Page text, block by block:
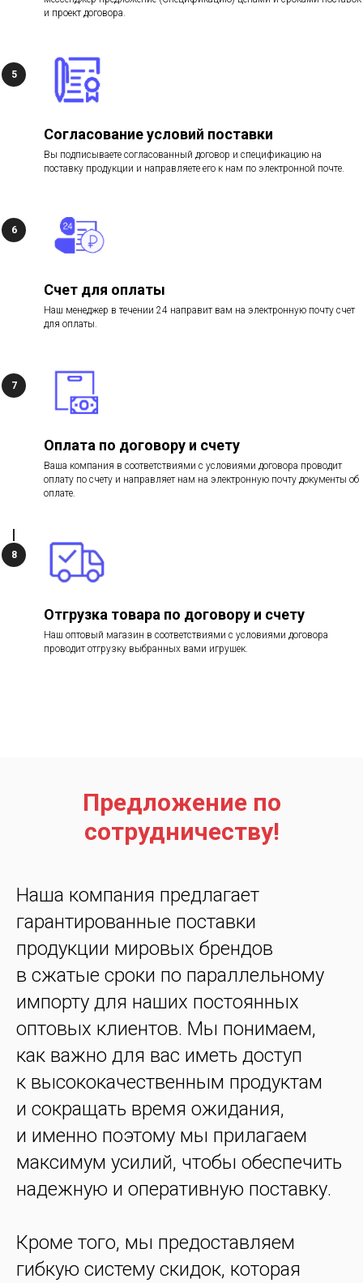
и проект договора.
Согласование условий поставки
Вы подписываете согласованный договор и спецификацию на
поставку продукции и направляете его к нам по электронной почте.
Счет для оплаты
Наш менеджер в течении 24 направит вам на электронную почту счет
для оплаты.
Оплата по договору и счету
Ваша компания в соответствиями с условиями договора проводит
оплату по счету и направляет нам на электронную почту документы об
оплате.
Отгрузка товара по договору и счету
Наш оптовый магазин в соответствиями с условиями договора
проводит отгрузку выбранных вами игрушек.
Предложение по
сотрудничеству!
Наша компания предлагает
гарантированные поставки
продукции мировых брендов
в сжатые сроки по параллельному
импорту для наших постоянных
оптовых клиентов. Мы понимаем,
как важно для вас иметь доступ
к высококачественным продуктам
и сокращать время ожидания,
и именно поэтому мы прилагаем
максимум усилий, чтобы обеспечить
надежную и оперативную поставку.
Кроме того, мы предоставляем
гибкую систему скидок, которая